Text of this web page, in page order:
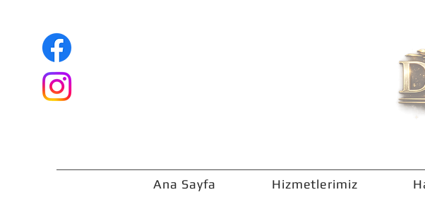
Ana Sayfa Hizmetlerimiz